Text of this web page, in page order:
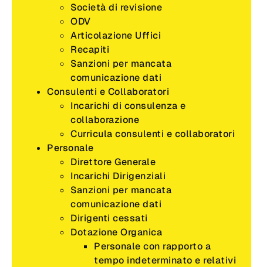
Società di revisione
ODV
Articolazione Uffici
Recapiti
Sanzioni per mancata
comunicazione dati
Consulenti e Collaboratori
Incarichi di consulenza e
collaborazione
Curricula consulenti e collaboratori
Personale
Direttore Generale
Incarichi Dirigenziali
Sanzioni per mancata
comunicazione dati
Dirigenti cessati
Dotazione Organica
Personale con rapporto a
tempo indeterminato e relativi